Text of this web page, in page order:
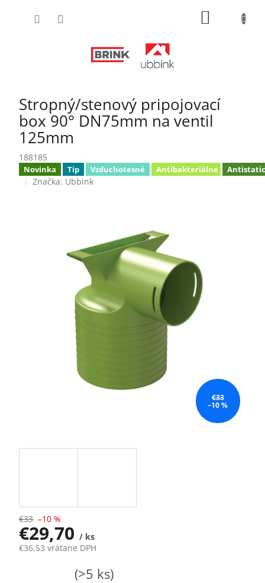
Stropný/stenový pripojovací
box 90° DN75mm na ventil
125mm
188185
Novinka Tip Vzduchotesné Antibakteriálne
Značka: Ubbink
€33
–10 %
€33 –10 %
€29,70/ ks
€36,53 vrátane DPH
(>5 ks)